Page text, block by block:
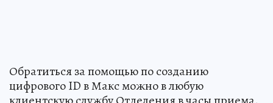
Обратиться за помощью по созданию
цифрового ID в Макс можно в любую